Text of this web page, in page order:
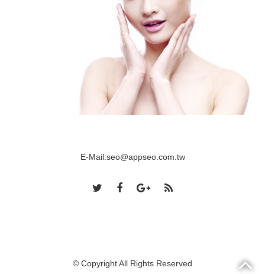
E-Mail:seo@appseo.com.tw
© Copyright All Rights Reserved